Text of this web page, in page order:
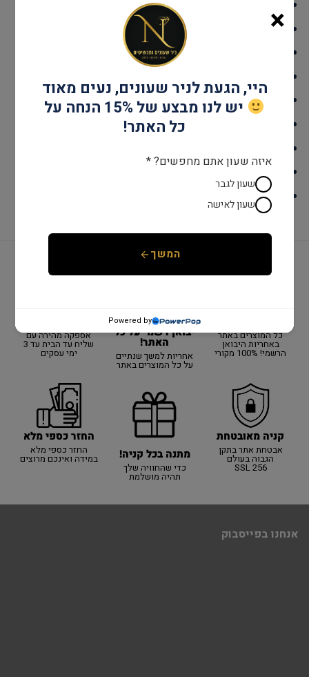
גוף השעון: פלדה
אחריות: שנתיים יבואן רשמי
מנגנון: אוטומטי
זכוכית: ספיר קריסטל
קראט : 0.08 נקיון SI צבע
כל המוצרים באתר
באחריות היבואן
הרשמי! 100% מקורי
שנתיים אחריות
יבואן רשמי על כל
האתר!
אחריות למשך שנתיים
על כל המוצרים באתר
אספקה מהירה עם
שליח עד הבית עד 3
ימי עסקים
קניה מאובטחת
אבטחת אתר בתקן
הגבוה בעולם
SSL 256
מתנה בכל קניה!
כדי שהחוויה שלך
תהיה מושלמת
החזר כספי מלא
החזר כספי מלא
במידה ואינכם מרוצים
אנחנו בפייסבוק
×
היי, הגעת לניר שעונים, נעים מאוד
יש לנו מבצע של 15% הנחה על
כל האתר!
איזה שעון אתם מחפשים? *
שעון לגבר
שעון לאישה
המשך
Powered by